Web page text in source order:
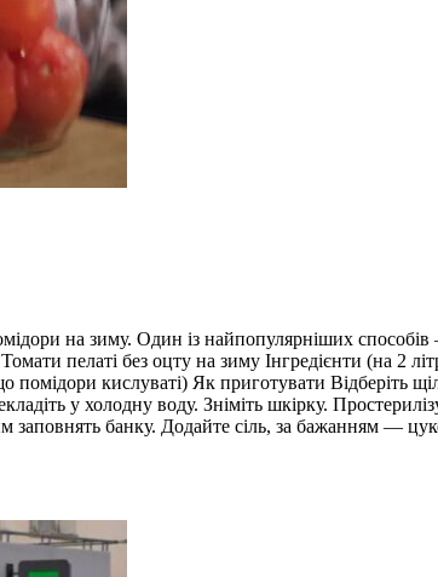
на зиму. Один із найпопулярніших способів
пелаті без оцту на зиму Інгредієнти (на 2
помідори кислуваті) Як приготувати Відберіть
у холодну воду. Зніміть шкірку.
банку. Додайте сіль, за бажанням —